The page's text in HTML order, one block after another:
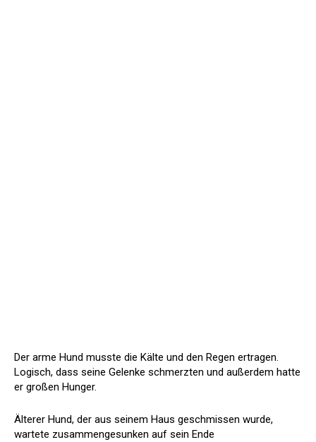
Der arme Hund musste die Kälte und den Regen ertragen.
Logisch, dass seine Gelenke schmerzten und außerdem hatte
er großen Hunger.
Älterer Hund, der aus seinem Haus geschmissen wurde,
wartete zusammengesunken auf sein Ende